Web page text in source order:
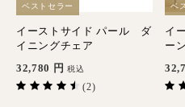
ベストセラー
イーストサイド パール ダ
イニングチェア
32,780 円 税込
(2)
ベ
イ
ー